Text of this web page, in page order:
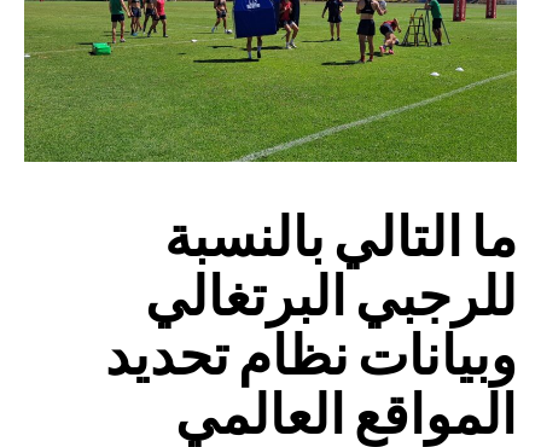
ما التالي بالنسبة
للرجبي البرتغالي
وبيانات نظام تحديد
المواقع العالمي